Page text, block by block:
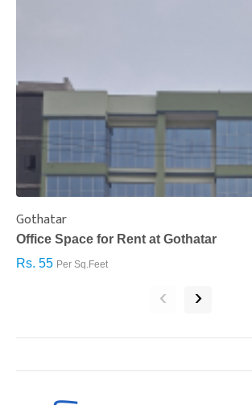
Gothatar
Office Space for Rent at Gothatar
Rs. 55 Per Sq.Feet
‹ ›